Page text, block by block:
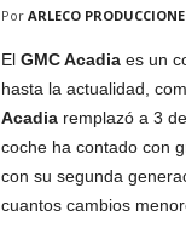
Por ARLECO
El GMC Acadiaes un
hasta la actualidad,
Acadiaremplazó a 3
coche ha contado con
con su segunda
cuantos cambios